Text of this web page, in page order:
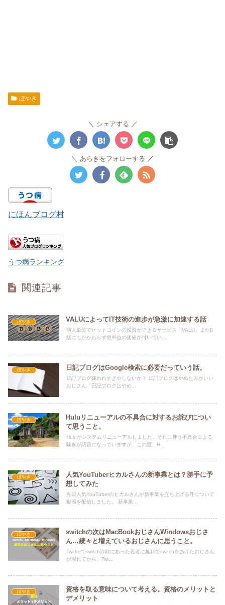
ぼやき
シェアする
あらきをフォローする
にほんブログ村
うつ病ランキング
関連記事
ぼやき VALUによってIT技術の進歩が急激に加速する話
個人単位でビットコインの投資ができるサービス「VALU」まだβ
版にもかかわらず億単位の価値が付いてい...
ぼやき 日記ブログはGoogle検索に必要だっていう話。
日記ブログ嫌われすぎやしないか？ 日記ブログはやめた方がいい
おじさん「日記ブログはやめ...
ぼやき
Huluリニューアルの不具合に対するお詫びについ
て思うこと。
Huluがシステムリニューアルしました。それに伴う不具合による
騒ぎが話題になっていますが、この度、H...
ぼやき
人気YouTuberヒカルさんの新事業とは？勝手に予
想してみた
先日人気YouTuberのヒカルさんが新事業を立ち上げる件について
動画を配信しました。 新事業...
ぼやき
switchの次はMacBookおじさんWindowsおじさ
ん…続々と増えているおじさんに思うこと。
Twitterでswitch詐欺にあった若者に無料でswitchをあげたおじさん
が現れてから、Twi...
ぼやき
資格を取る意味について考える。資格のメリットと
デメリット